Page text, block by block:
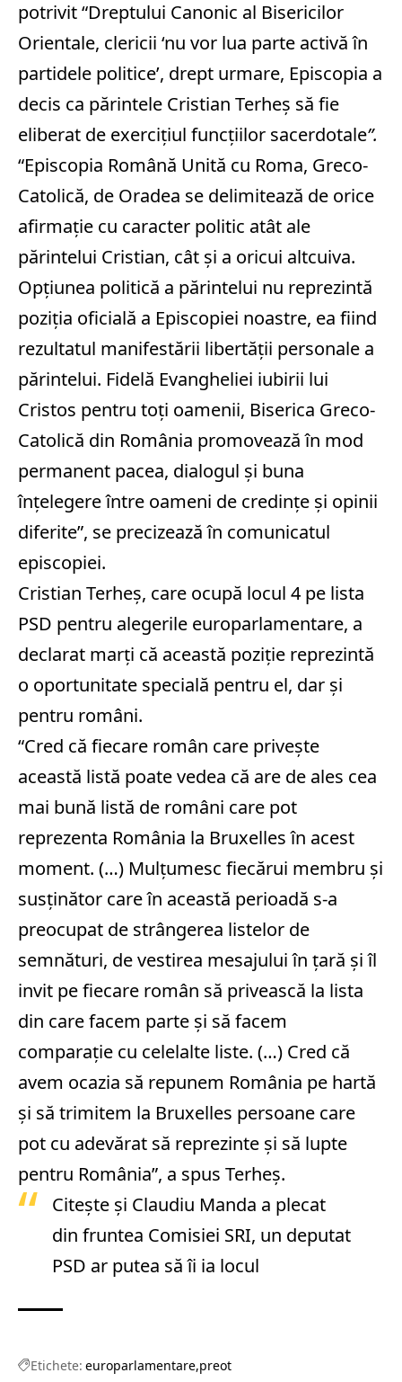
potrivit “Dreptului Canonic al Bisericilor
Orientale, clericii ‘nu vor lua parte activă în
partidele politice’, drept urmare, Episcopia a
decis ca părintele Cristian Terheş să fie
eliberat de exerciţiul funcţiilor sacerdotale”.
“Episcopia Română Unită cu Roma, Greco-
Catolică, de Oradea se delimitează de orice
afirmaţie cu caracter politic atât ale
părintelui Cristian, cât şi a oricui altcuiva.
Opţiunea politică a părintelui nu reprezintă
poziţia oficială a Episcopiei noastre, ea fiind
rezultatul manifestării libertăţii personale a
părintelui. Fidelă Evangheliei iubirii lui
Cristos pentru toţi oamenii, Biserica Greco-
Catolică din România promovează în mod
permanent pacea, dialogul şi buna
înţelegere între oameni de credinţe şi opinii
diferite”, se precizează în comunicatul
episcopiei.
Cristian Terheş, care ocupă locul 4 pe lista
PSD pentru alegerile europarlamentare, a
declarat marţi că această poziţie reprezintă
o oportunitate specială pentru el, dar şi
pentru români.
“Cred că fiecare român care priveşte
această listă poate vedea că are de ales cea
mai bună listă de români care pot
reprezenta România la Bruxelles în acest
moment. (…) Mulţumesc fiecărui membru şi
susţinător care în această perioadă s-a
preocupat de strângerea listelor de
semnături, de vestirea mesajului în ţară şi îl
invit pe fiecare român să privească la lista
din care facem parte şi să facem
comparaţie cu celelalte liste. (…) Cred că
avem ocazia să repunem România pe hartă
şi să trimitem la Bruxelles persoane care
pot cu adevărat să reprezinte şi să lupte
pentru România”, a spus Terheş.
Citește și Claudiu Manda a plecat
din fruntea Comisiei SRI, un deputat
PSD ar putea să îi ia locul
Etichete: europarlamentare preot